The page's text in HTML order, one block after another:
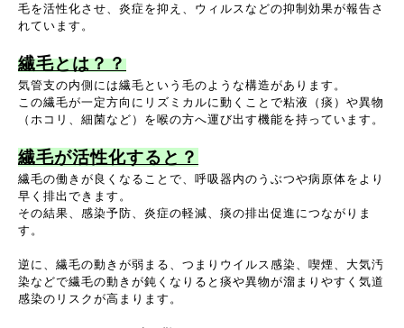
毛を活性化させ、炎症を抑え、ウィルスなどの抑制効果が報告さ
れています。
繊毛とは？？
気管支の内側には繊毛という毛のような構造があります。
この繊毛が一定方向にリズミカルに動くことで粘液（痰）や異物
（ホコリ、細菌など）を喉の方へ運び出す機能を持っています。
繊毛が活性化すると？
繊毛の働きが良くなることで、呼吸器内のうぶつや病原体をより
早く排出できます。
その結果、感染予防、炎症の軽減、痰の排出促進につながりま
す。
逆に、繊毛の動きが弱まる、つまりウイルス感染、喫煙、大気汚
染などで繊毛の動きが鈍くなりると痰や異物が溜まりやすく気道
感染のリスクが高まります。